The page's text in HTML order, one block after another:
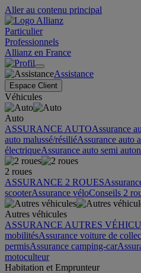
Aller au contenu principal
Particulier
Professionnels
Allianz en France
Assistance
Espace Client
Véhicules
Auto
ASSURANCE AUTOAssurance
auto malussé/résiliéAssurance auto
électriqueAssurance auto semi
2 roues
ASSURANCE 2 ROUES
scooterAssurance véloConseils 2
Autres véhicules
ASSURANCE AUTRES
mobilitésAssurance voiture de
permisAssurance camping-car
motoculteur
Habitation et Emprunteur